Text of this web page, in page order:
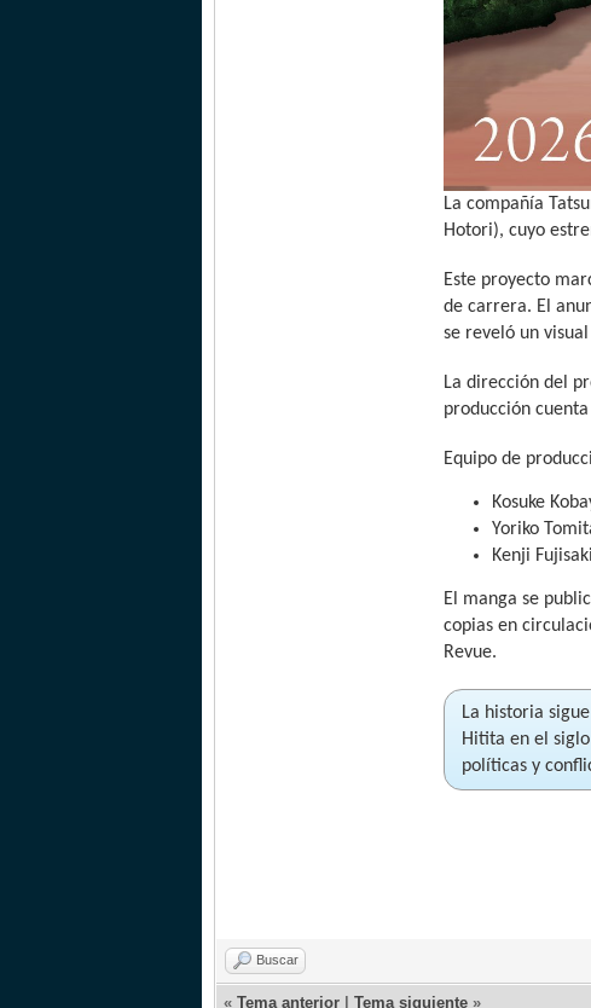
La compañía
Hotori), cuyo
Este proyecto
de carrera. El
se reveló un
La dirección del
producción
Equipo de
Kosuke
Yoriko
Kenji
El manga se
copias en
Revue.
La historia
Hitita en el
políticas y
Buscar
« Tema anterior Tema siguiente »